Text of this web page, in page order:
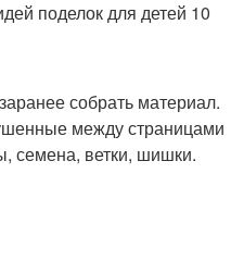
поделок для детей 10
собрать материал.
между страницами
семена, ветки, шишки.